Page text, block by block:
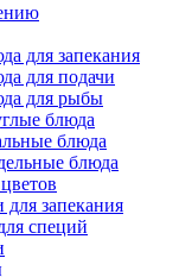
для запекания
для подачи
для рыбы
блюда
блюда
блюда
запекания
специй